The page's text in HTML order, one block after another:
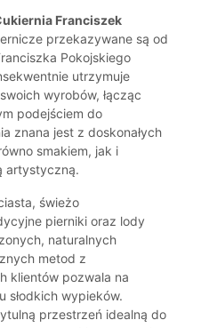
Franciszek
przekazywane są od
Pokojskiego
utrzymuje
wyrobów, łącząc
podejściem do
znana jest z doskonałych
smakiem, jak i
artystyczną.
świeżo
pierniki oraz lody
naturalnych
metod z
klientów pozwala na
słodkich wypieków.
przestrzeń idealną do